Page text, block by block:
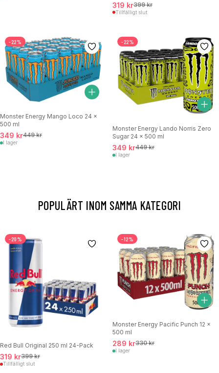
319 kr399 kr
Tillfälligt slut
-22%
Monster Energy Mango Loco 24 x
500 ml
349 kr449 kr
I lager
-22%
Monster Energy Lando Norris Zero
Sugar 24 x 500 ml
349 kr449 kr
I lager
POPULÄRT INOM SAMMA KATEGORI
-20%
Red Bull Original 250 ml 24-Pack
319 kr399 kr
Tillfälligt slut
-12%
Monster Energy Pacific Punch 12 x
500 ml
289 kr330 kr
I lager